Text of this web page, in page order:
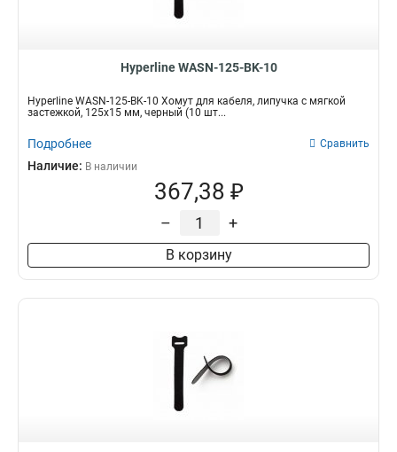
Hyperline WASN-125-BK-10
Hyperline WASN-125-BK-10 Хомут для кабеля, липучка с мягкой
застежкой, 125x15 мм, черный (10 шт...
Подробнее Сравнить
Наличие: В наличии
367,38 ₽
– +
В корзину